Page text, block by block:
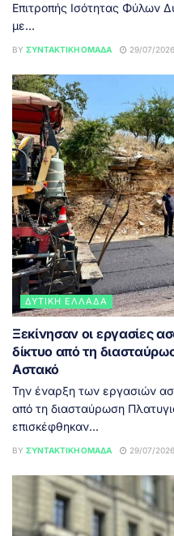
Επιτροπής Ισότητας Φύλων
με...
BY ΣΥΝΤΑΚΤΙΚΉ ΟΜΆΔΑ 29/07/
ΔΥΤΙΚΉ ΕΛΛΆΔΑ
Ξεκίνησαν οι εργασίες
δίκτυο από τη
Αστακό
Την έναρξη των εργασιών
από τη διασταύρωση
επισκέφθηκαν...
BY ΣΥΝΤΑΚΤΙΚΉ ΟΜΆΔΑ 29/07/